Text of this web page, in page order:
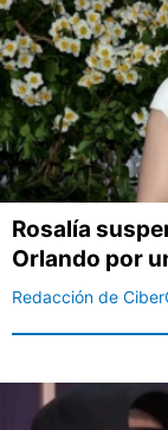
Rosalía
Orlando por
Redacción de